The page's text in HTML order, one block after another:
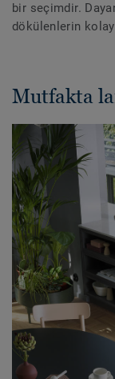
bir seçimdir.
dökülenlerin
Mutfakta